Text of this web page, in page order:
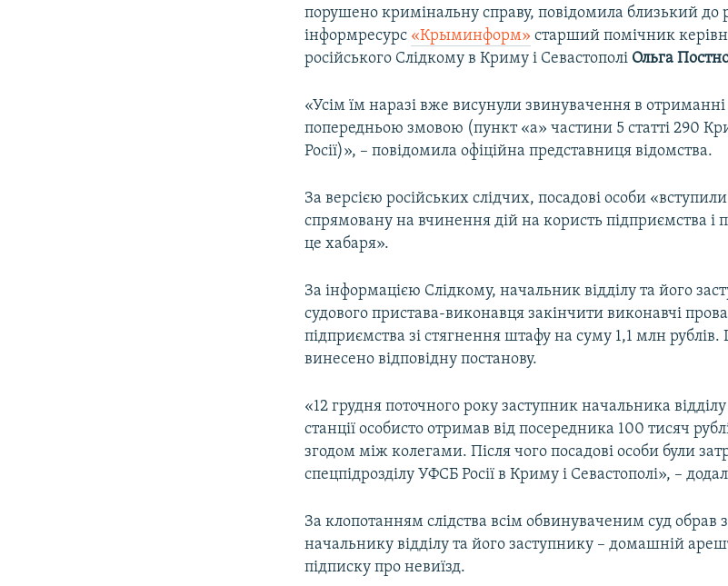
порушено кримінальну справу, повідомила близький до
інформресурс «Крыминформ» старший помічник
російського Слідкому в Криму і Севастополі Ольга
«Усім їм наразі вже висунули звинувачення в отриманні
попередньою змовою (пункт «а» частини 5 статті 290
Росії)», – повідомила офіційна представниця відомства.
За версією російських слідчих, посадові особи
спрямовану на вчинення дій на користь підприємства і
це хабаря».
За інформацією Слідкому, начальник відділу та його
судового пристава-виконавця закінчити виконавчі
підприємства зі стягнення штафу на суму 1,1 млн
винесено відповідну постанову.
«12 грудня поточного року заступник начальника
станції особисто отримав від посередника 100 тисяч
згодом між колегами. Після чого посадові особи були
спецпідрозділу УФСБ Росії в Криму і Севастополі», –
За клопотанням слідства всім обвинуваченим суд обрав
начальнику відділу та його заступнику – домашній
підписку про невиїзд.